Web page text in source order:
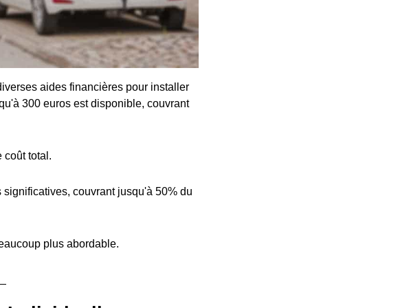
aides financières pour installer
300 euros est disponible, couvrant
coût total.
couvrant jusqu'à 50% du
plus abordable.